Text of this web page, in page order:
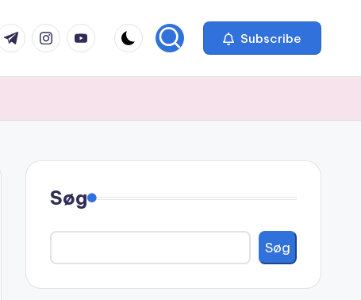
instagram.com
youtube.com Subscribe
Søg
Søg